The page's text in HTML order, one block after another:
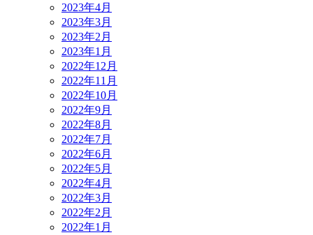
2023年4月
2023年3月
2023年2月
2023年1月
2022年12月
2022年11月
2022年10月
2022年9月
2022年8月
2022年7月
2022年6月
2022年5月
2022年4月
2022年3月
2022年2月
2022年1月